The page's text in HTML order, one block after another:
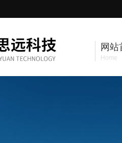
网站
Home